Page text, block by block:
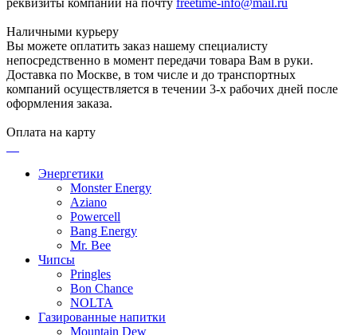
Наличными курьеру
Вы можете оплатить заказ нашему специалисту
непосредственно в момент передачи товара Вам в руки.
Доставка по Москве, в том числе и до транспортных
компаний осуществляется в течении 3-х рабочих дней после
оформления заказа.
Оплата на карту
Энергетики
Monster Energy
Aziano
Powercell
Bang Energy
Mr. Bee
Чипсы
Pringles
Bon Chance
NOLTA
Газированные напитки
Mountain Dew